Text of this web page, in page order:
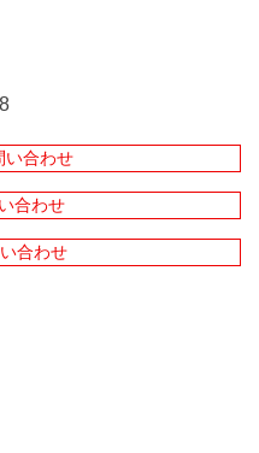
い合わせ
合わせ
合わせ